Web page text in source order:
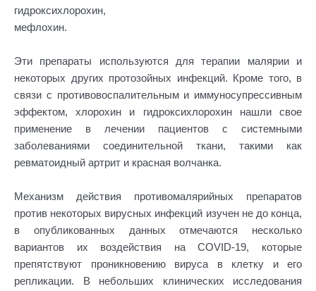
гидроксихлорохин,
мефлохин.
Эти препараты используются для терапии малярии и
некоторых других протозойных инфекций. Кроме того, в
связи с противовоспалительным и иммуносупрессивным
эффектом, хлорохин и гидроксихлорохин нашли свое
применение в лечении пациентов с системными
заболеваниями соединительной ткани, такими как
ревматоидный артрит и красная волчанка.
Механизм действия противомалярийных препаратов
против некоторых вирусных инфекций изучен не до конца,
в опубликованных данных отмечаются несколько
вариантов их воздействия на COVID-19, которые
препятствуют проникновению вируса в клетку и его
репликации. В небольших клинических исследования